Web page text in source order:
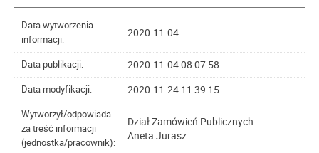
Data wytworzenia
informacji:
2020-11-04
Data publikacji: 2020-11-04 08:07:58
Data modyfikacji: 2020-11-24 11:39:15
Wytworzył/odpowiada
za treść informacji
(jednostka/pracownik):
Dział Zamówień Publicznych
Aneta Jurasz